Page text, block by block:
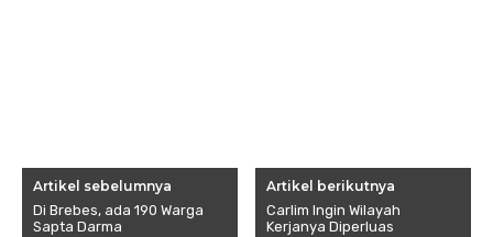
Artikel sebelumnya
Di Brebes, ada 190 Warga
Sapta Darma
Artikel berikutnya
Carlim Ingin Wilayah
Kerjanya Diperluas